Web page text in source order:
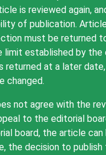
is reviewed again,
of publication.
must be returned
limit established by the
returned at a later
changed.
not agree with the
to the editorial
board, the article can
the decision to